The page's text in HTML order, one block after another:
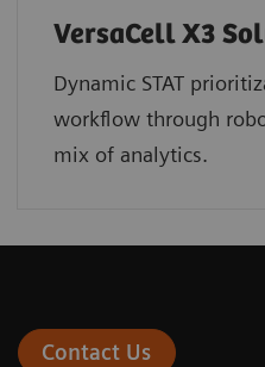
VersaCell X3
Dynamic STAT
workflow through
mix of analytics.
Contact Us